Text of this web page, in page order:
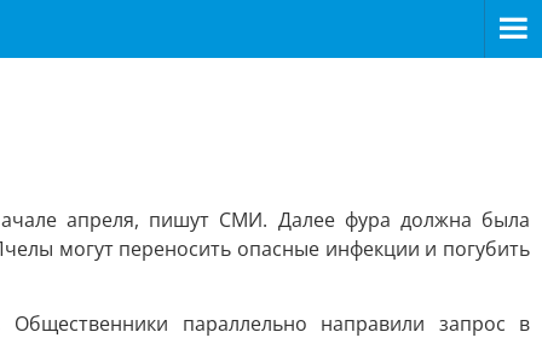
апреля, пишут СМИ. Далее фура должна была
могут переносить опасные инфекции и погубить
параллельно направили запрос в